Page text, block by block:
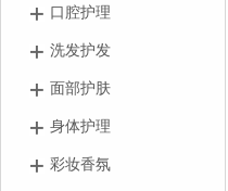
口腔护理
洗发护发
面部护肤
身体护理
彩妆香氛